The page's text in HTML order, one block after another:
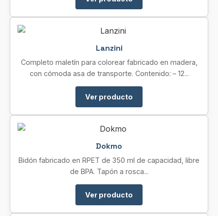
Lanzini
Completo maletín para colorear fabricado en madera,
con cómoda asa de transporte. Contenido: – 12...
Ver producto
Dokmo
Bidón fabricado en RPET de 350 ml de capacidad, libre
de BPA. Tapón a rosca...
Ver producto